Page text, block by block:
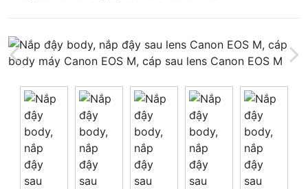
Giá trên 1SP x0 đ
Tổng giá 0 đ